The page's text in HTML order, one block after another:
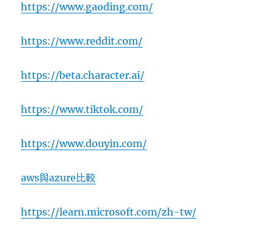
https://www.gaoding.com/
https://www.reddit.com/
https://beta.character.ai/
https://www.tiktok.com/
https://www.douyin.com/
aws與azure比較
https://learn.microsoft.com/zh-tw/